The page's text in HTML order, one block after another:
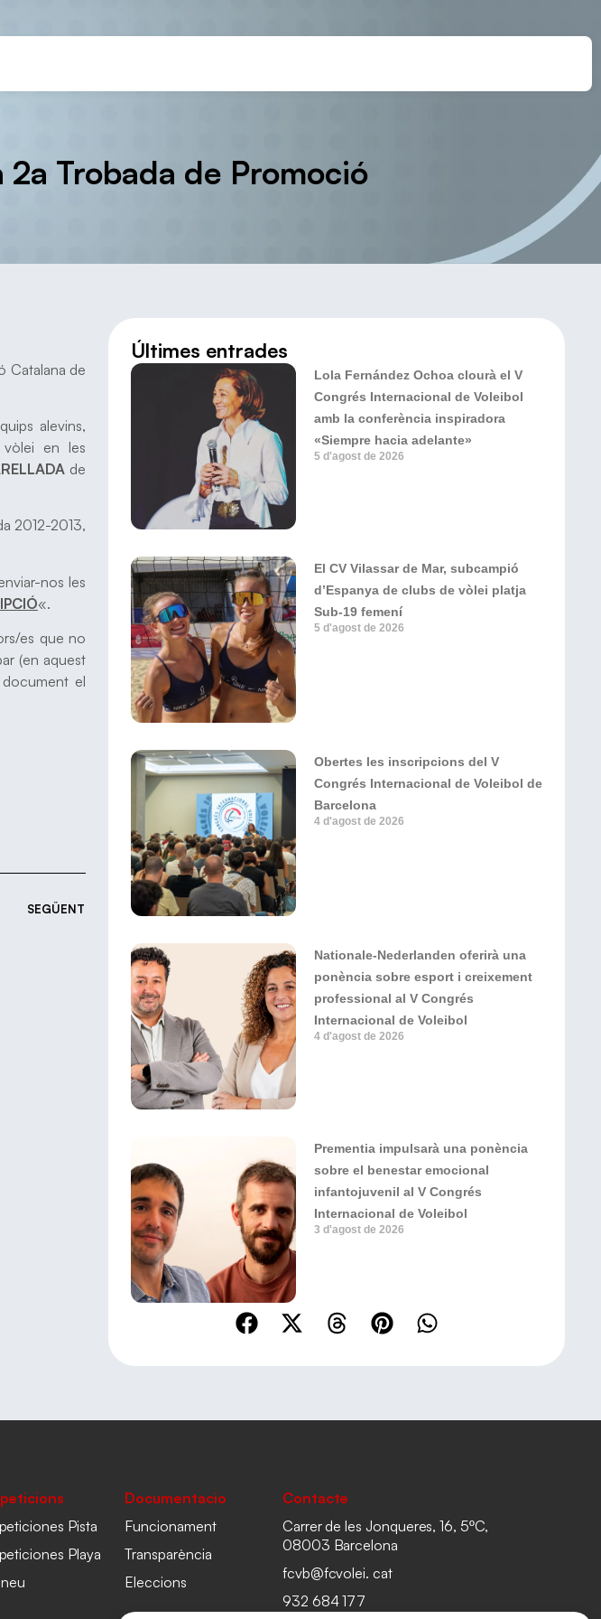
Trobada de Promoció
Catalana de
alevins,
vòlei en les
de
2012-2013,
nos les
«.
es que no
(en aquest
el
SEGÜENT
Últimes entrades
Lola Fernández Ochoa clourà el V
Congrés Internacional de Voleibol
amb la conferència inspiradora
«Siempre hacia adelante»
5 d'agost de 2026
El CV Vilassar de Mar, subcampió
d’Espanya de clubs de vòlei platja
Sub-19 femení
5 d'agost de 2026
Obertes les inscripcions del V
Congrés Internacional de Voleibol de
Barcelona
4 d'agost de 2026
Nationale-Nederlanden oferirà una
ponència sobre esport i creixement
professional al V Congrés
Internacional de Voleibol
4 d'agost de 2026
Prementia impulsarà una ponència
sobre el benestar emocional
infantojuvenil al V Congrés
Internacional de Voleibol
3 d'agost de 2026
Pista
Playa
Documentacio
Funcionament
Transparència
Eleccions
Contacte
Carrer de les Jonqueres, 16, 5ºC,
08003 Barcelona
fcvb@fcvolei. cat
932 684 177